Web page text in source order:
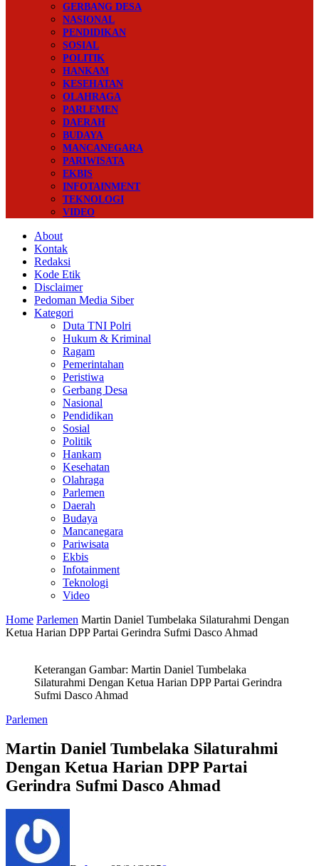
GERBANG DESA
NASIONAL
PENDIDIKAN
SOSIAL
POLITIK
HANKAM
KESEHATAN
OLAHRAGA
PARLEMEN
DAERAH
BUDAYA
MANCANEGARA
PARIWISATA
EKBIS
INFOTAINMENT
TEKNOLOGI
VIDEO
About
Kontak
Redaksi
Kode Etik
Disclaimer
Pedoman Media Siber
Kategori
Duta TNI Polri
Hukum & Kriminal
Ragam
Pemerintahan
Peristiwa
Gerbang Desa
Nasional
Pendidikan
Sosial
Politik
Hankam
Kesehatan
Olahraga
Parlemen
Daerah
Budaya
Mancanegara
Pariwisata
Ekbis
Infotainment
Teknologi
Video
Home Parlemen Martin Daniel Tumbelaka Silaturahmi Dengan
Ketua Harian DPP Partai Gerindra Sufmi Dasco Ahmad
Keterangan Gambar: Martin Daniel Tumbelaka
Silaturahmi Dengan Ketua Harian DPP Partai Gerindra
Sufmi Dasco Ahmad
Parlemen
Martin Daniel Tumbelaka Silaturahmi
Dengan Ketua Harian DPP Partai
Gerindra Sufmi Dasco Ahmad